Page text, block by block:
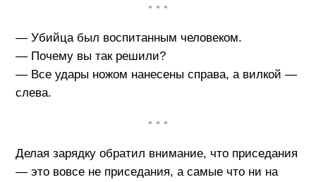
• • •
— Убийца был воспитанным человеком.
— Почему вы так решили?
— Все удары ножом нанесены справа, а вилкой —
слева.
• • •
Делая зарядку обратил внимание, что приседания
— это вовсе не приседания, а самые что ни на